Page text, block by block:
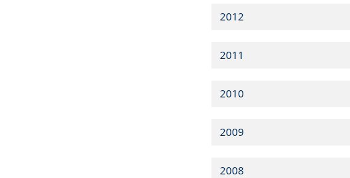
2012
2011
2010
2009
2008